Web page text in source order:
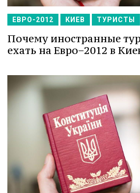
ЕВРО-2012 КИЕВ ТУРИСТЫ
Почему иностранные
ехать на Евро−2012 в